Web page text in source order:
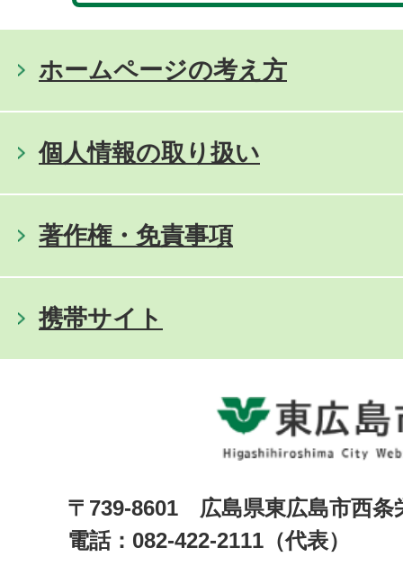
ホームページの考え方
個人情報の取り扱い
著作権・免責事項
携帯サイト
〒739-8601 広島県東広島市西
電話：082-422-2111（代表）